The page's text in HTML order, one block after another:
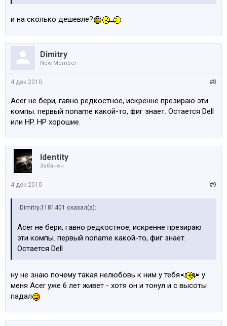
и на сколько дешевле?
Dimitry
New Member
#8
4 дек 2010
Acer не бери, гавно редкостное, искренне презираю эти
компы. первый noname какой-то, фиг знает. Остается Dell
или HP. HP хорошие.
Identity
Забанен
#9
4 дек 2010
Dimitry;1181401 сказал(а):
Acer не бери, гавно редкостное, искренне презираю
эти компы. первый noname какой-то, фиг знает.
Остается Dell
ну не знаю почему такая нелюбовь к ним у тебя
у
меня Acer уже 6 лет живет - хотя он и тонул и с высоты
падал